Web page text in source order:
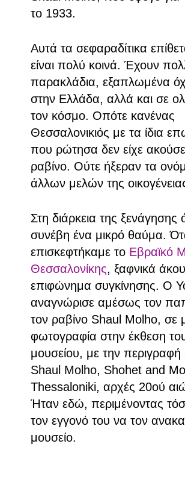
το 1933.
Αυτά τα σεφαραδίτικα
είναι πολύ κοινά. Έχουν
παρακλάδια, εξαπλωμένα
στην Ελλάδα, αλλά και σε
τον κόσμο. Οπότε κανένας
Θεσσαλονικιός με τα ίδια
που ρώτησα δεν είχε
ραβίνο. Ούτε ήξεραν τα
άλλων μελών της
Στη διάρκεια της ξενάγησης
συνέβη ένα μικρό θαύμα.
επισκεφτήκαμε το Εβραϊκό
Θεσσαλονίκης, ξαφνικά
επιφώνημα συγκίνησης. Ο
αναγνώρισε αμέσως τον
τον ραβίνο Shaul Molho, σε
φωτογραφία στην έκθεση
μουσείου, με την
Shaul Molho, Shohet and
Thessaloniki, αρχές 20ού
Ήταν εδώ, περιμένοντας
τον εγγονό του να τον
μουσείο.